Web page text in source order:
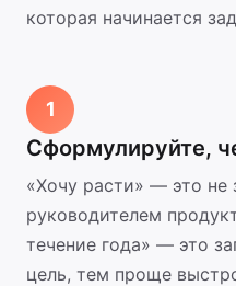
которая начинается
1
Сформулируйте,
«Хочу расти» — это не
руководителем
течение года» — это
цель, тем проще